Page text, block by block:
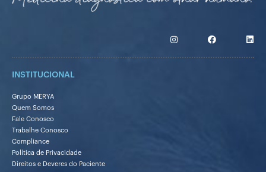
INSTITUCIONAL
Grupo MERYA
Quem Somos
Fale Conosco
Trabalhe Conosco
Compliance
Política de Privacidade
Direitos e Deveres do Paciente